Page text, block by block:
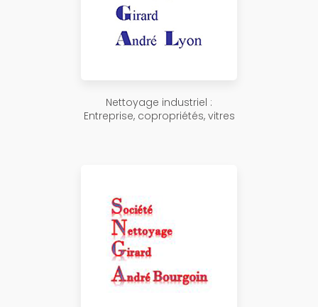
Nettoyage industriel :
Entreprise, copropriétés, vitres